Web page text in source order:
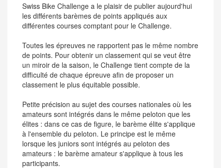
Swiss Bike Challenge a le plaisir de publier aujourd'hui
les différents barèmes de points appliqués aux
différentes courses comptant pour le Challenge.
Toutes les épreuves ne rapportent pas le même nombre
de points. Pour obtenir un classement qui se veut être
un miroir de la saison, le Challenge tient compte de la
difficulté de chaque épreuve afin de proposer un
classement le plus équitable possible.
Petite précision au sujet des courses nationales où les
amateurs sont intégrés dans le même peloton que les
élites : dans ce cas de figure, le barème élite s'applique
à l'ensemble du peloton. Le principe est le même
lorsque les juniors sont intégrés au peloton des
amateurs : le barème amateur s'applique à tous les
participants.